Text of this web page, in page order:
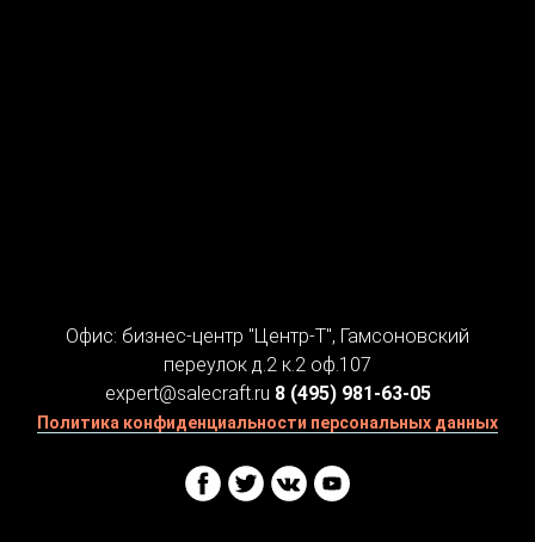
Офис: бизнес-центр "Центр-Т", Гамсоновский
переулок д.2 к.2 оф.107
expert@salecraft.ru 8 (495) 981-63-05
Политика конфиденциальности персональных данных